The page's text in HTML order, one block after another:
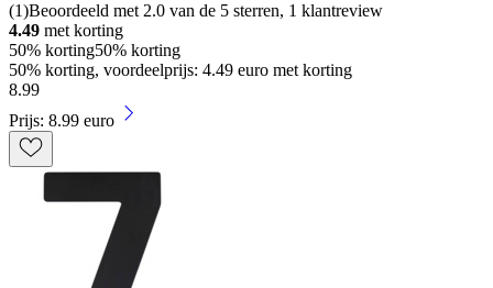
(1)Beoordeeld met 2.0 van de 5 sterren, 1 klantreview
4.49 met korting
50% korting50% korting
50% korting, voordeelprijs: 4.49 euro met korting
8.99
Prijs: 8.99 euro